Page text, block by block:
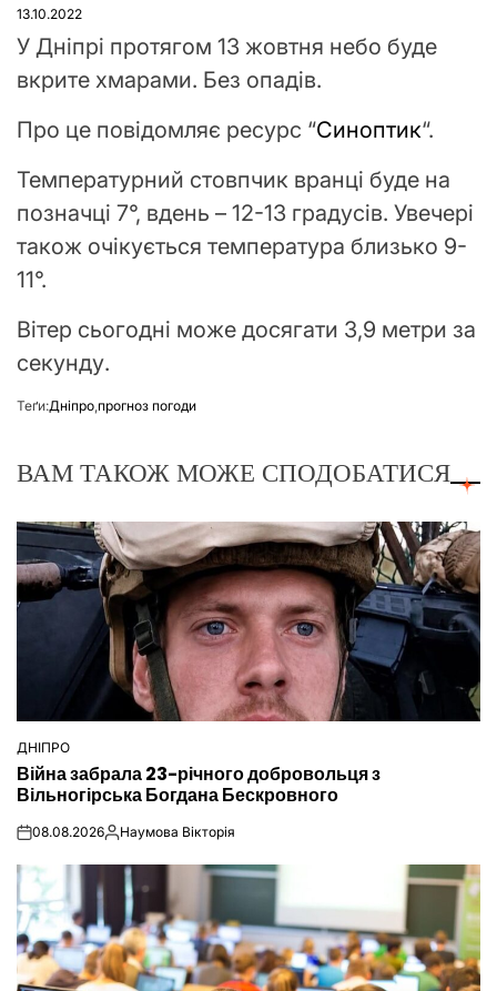
13.10.2022
У Дніпрі протягом 13 жовтня небо буде
вкрите хмарами. Без опадів.
Про це повідомляє ресурс “Синоптик“.
Температурний стовпчик вранці буде на
позначці 7°, вдень – 12-13 градусів. Увечері
також очікується температура близько 9-
11°.
Вітер сьогодні може досягати 3,9 метри за
секунду.
Теґи:Дніпро,прогноз погоди
ВАМ ТАКОЖ МОЖЕ СПОДОБАТИСЯ
ОПУБЛІКУВАТИ
У
ДНІПРО
Війна забрала 23-річного добровольця з
Вільногірська Богдана Бескровного
on08.08.2026Опубліковано
Наумова Вікторія